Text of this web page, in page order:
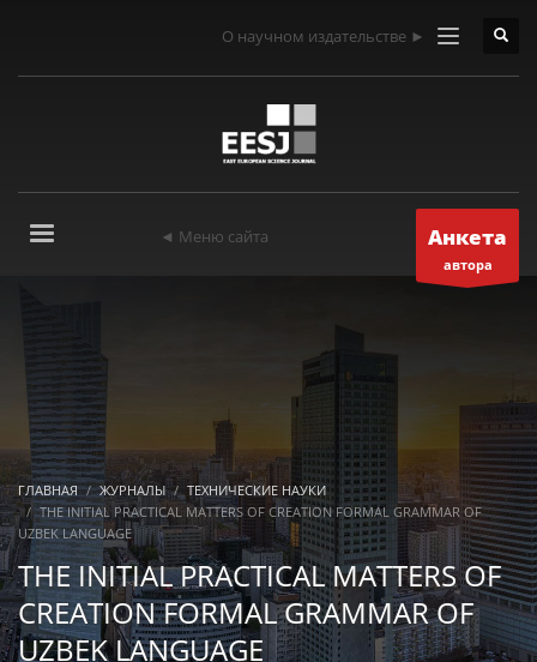
О научном издательстве ►
◄ Меню сайта Анкета
автора
ГЛАВНАЯ ЖУРНАЛЫ
ТЕХНИЧЕСКИЕ НАУКИ
THE INITIAL PRACTICAL MATTERS OF CREATION FORMAL GRAMMAR OF
UZBEK LANGUAGE
THE INITIAL PRACTICAL MATTERS OF
CREATION FORMAL GRAMMAR OF
UZBEK LANGUAGE